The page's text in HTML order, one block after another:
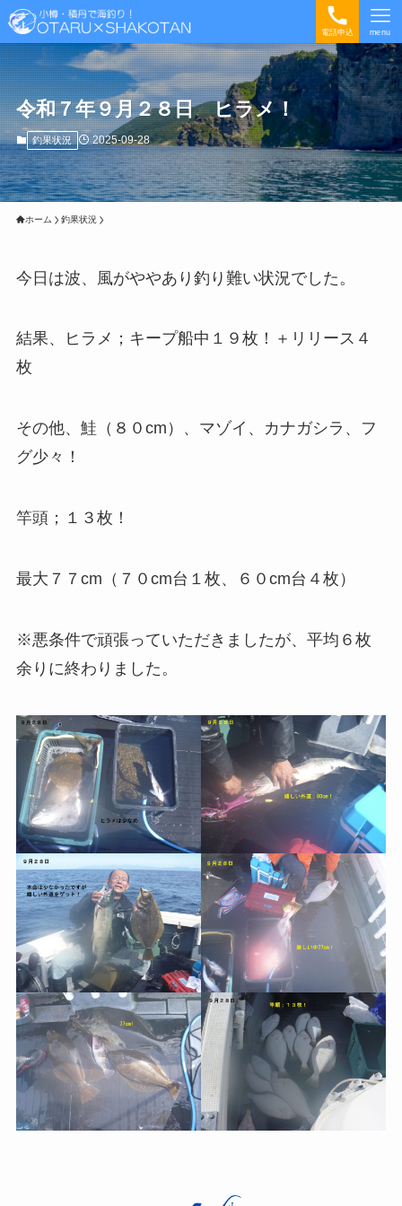
電話申込 menu
令和７年９月２８日 ヒラメ！
釣果状況 2025-09-28
ホーム 釣果状況
今日は波、風がややあり釣り難い状況でした。
結果、ヒラメ；キープ船中１９枚！＋リリース４
枚
その他、鮭（８０cm）、マゾイ、カナガシラ、フ
グ少々！
竿頭；１３枚！
最大７７cm（７０cm台１枚、６０cm台４枚）
※悪条件で頑張っていただきましたが、平均６枚
余りに終わりました。